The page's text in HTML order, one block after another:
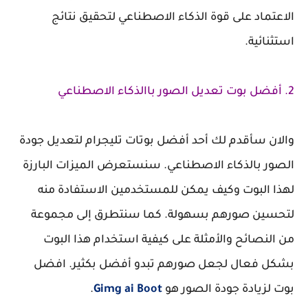
الاعتماد على قوة الذكاء الاصطناعي لتحقيق نتائج
استثنائية.
2. أفضل بوت تعديل الصور باالذكاء الاصطناعي
والان سأقدم لك أحد أفضل بوتات تليجرام لتعديل جودة
الصور بالذكاء الاصطناعي. سنستعرض الميزات البارزة
لهذا البوت وكيف يمكن للمستخدمين الاستفادة منه
لتحسين صورهم بسهولة. كما سنتطرق إلى مجموعة
من النصائح والأمثلة على كيفية استخدام هذا البوت
بشكل فعال لجعل صورهم تبدو أفضل بكثير. افضل
بوت لزيادة جودة الصور هو Gimg ai Boot
.